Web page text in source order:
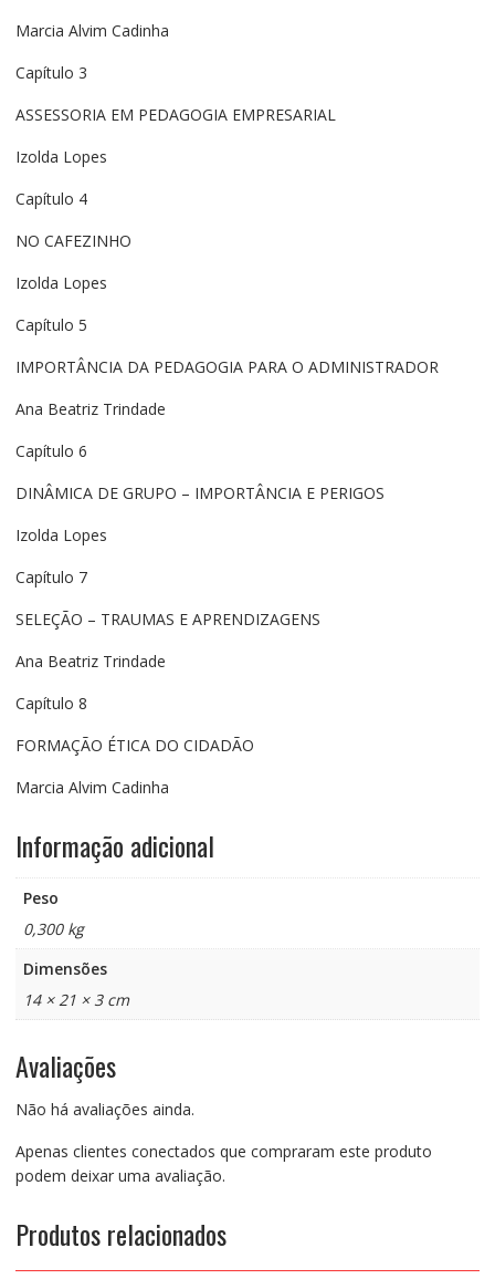
Marcia Alvim Cadinha
Capítulo 3
ASSESSORIA EM PEDAGOGIA EMPRESARIAL
Izolda Lopes
Capítulo 4
NO CAFEZINHO
Izolda Lopes
Capítulo 5
IMPORTÂNCIA DA PEDAGOGIA PARA O ADMINISTRADOR
Ana Beatriz Trindade
Capítulo 6
DINÂMICA DE GRUPO – IMPORTÂNCIA E PERIGOS
Izolda Lopes
Capítulo 7
SELEÇÃO – TRAUMAS E APRENDIZAGENS
Ana Beatriz Trindade
Capítulo 8
FORMAÇÃO ÉTICA DO CIDADÃO
Marcia Alvim Cadinha
Informação adicional
Peso
0,300 kg
Dimensões
14 × 21 × 3 cm
Avaliações
Não há avaliações ainda.
Apenas clientes conectados que compraram este produto
podem deixar uma avaliação.
Produtos relacionados